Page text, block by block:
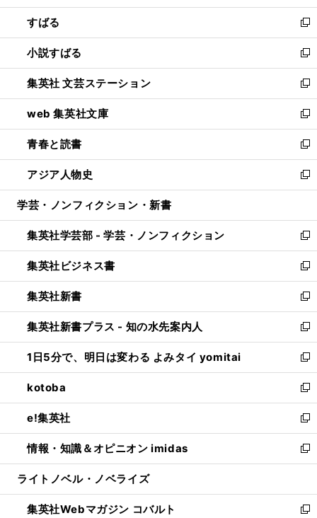
開
く
ウ
で
開
く
ン
ド
ウ
で
開
く
すばる
新
し
い
ウ
ィ
ン
ド
ウ
で
開
く
小説すばる
新
し
い
ウ
ィ
ン
ド
ウ
で
開
集英社 文芸ステーション
新
し
い
ウ
ィ
ン
ド
ウ
開
く
web 集英社文庫
新
し
い
ウ
ィ
ン
ウ
で
開
く
青春と読書
新
し
い
ウ
ン
ド
ウ
で
開
く
アジア人物史
新
し
ウ
ィ
ン
ド
ウ
で
開
く
学芸・ノンフィクション・新書
集英社学芸部 - 学芸・ノンフィクション
新
し
い
ウ
ィ
ン
ド
ウ
で
開
く
集英社ビジネス書
新
し
い
ウ
ィ
ン
ド
ウ
で
開
く
集英社新書
新
し
い
ウ
ィ
ン
ド
ウ
で
開
く
集英社新書プラス - 知の水先案内人
新
し
い
ウ
ィ
ン
ド
ウ
で
開
1日5分で、明日は変わる よみタイ yomitai
新
し
い
ウ
ィ
ン
ド
ウ
開
く
kotoba
新
し
い
ウ
ィ
ン
ウ
で
e!集英社
新
し
い
ウ
ン
ド
情報・知識＆オピニオン imidas
新
し
ウ
ィ
ライトノベル・ノベライズ
集英社Webマガジン コバルト
新